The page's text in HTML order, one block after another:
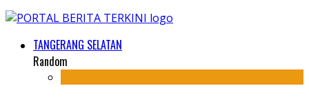
TANGERANG SELATAN
Random